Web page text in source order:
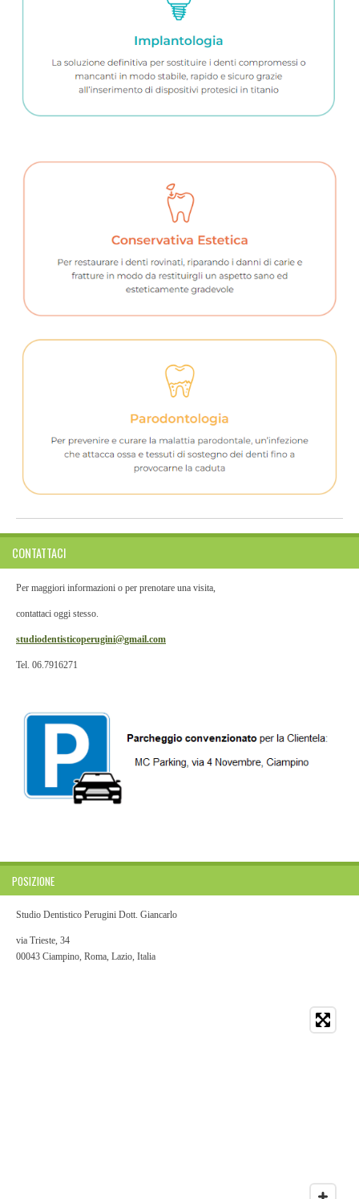
CONTATTACI
Per maggiori informazioni o per prenotare una visita,
contattaci oggi stesso.
studiodentisticoperugini@gmail.com
Tel. 06.7916271
POSIZIONE
Studio Dentistico Perugini Dott. Giancarlo
via Trieste, 34
00043 Ciampino, Roma, Lazio, Italia